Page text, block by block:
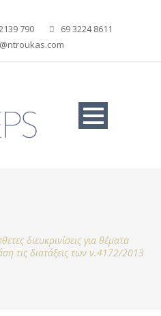
790
69 3224 8611
διευκρινίσεις για θέματα
τις διατάξεις των ν.4172/2013